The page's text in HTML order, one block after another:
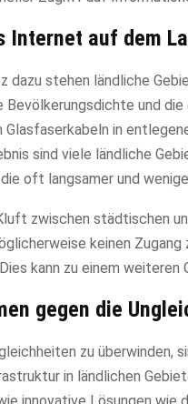
Internet auf dem
dazu stehen ländliche
Bevölkerungsdichte und
Glasfaserkabeln in
sind viele ländliche
oft langsamer und
zwischen städtischen
keinen
kann zu einem
gegen die
zu überwinden,
in ländlichen
innovative Lösungen wie